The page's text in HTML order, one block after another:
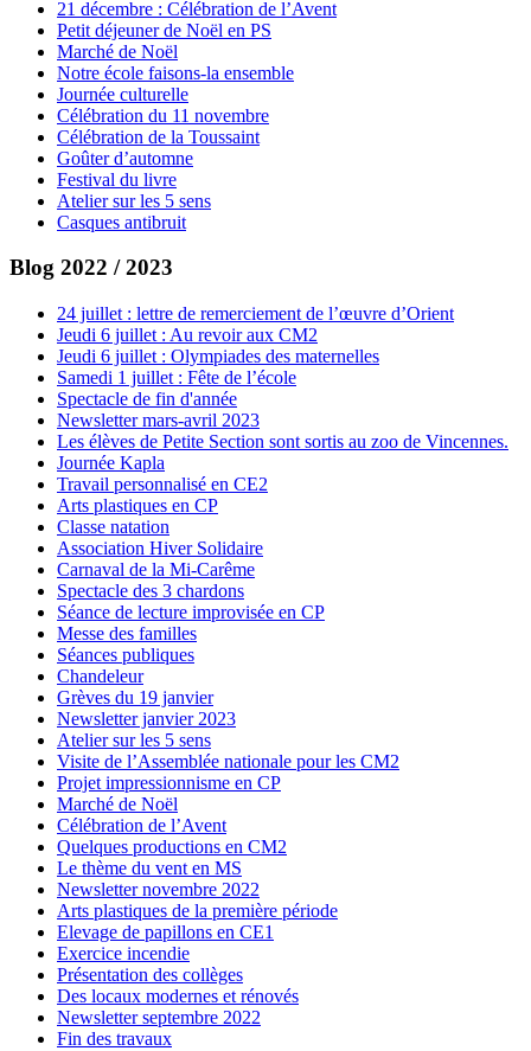
21 décembre : Célébration de l’Avent
Petit déjeuner de Noël en PS
Marché de Noël
Notre école faisons-la ensemble
Journée culturelle
Célébration du 11 novembre
Célébration de la Toussaint
Goûter d’automne
Festival du livre
Atelier sur les 5 sens
Casques antibruit
Blog 2022 / 2023
24 juillet : lettre de remerciement de l’œuvre d’Orient
Jeudi 6 juillet : Au revoir aux CM2
Jeudi 6 juillet : Olympiades des maternelles
Samedi 1 juillet : Fête de l’école
Spectacle de fin d'année
Newsletter mars-avril 2023
Les élèves de Petite Section sont sortis au zoo de Vincennes.
Journée Kapla
Travail personnalisé en CE2
Arts plastiques en CP
Classe natation
Association Hiver Solidaire
Carnaval de la Mi-Carême
Spectacle des 3 chardons
Séance de lecture improvisée en CP
Messe des familles
Séances publiques
Chandeleur
Grèves du 19 janvier
Newsletter janvier 2023
Atelier sur les 5 sens
Visite de l’Assemblée nationale pour les CM2
Projet impressionnisme en CP
Marché de Noël
Célébration de l’Avent
Quelques productions en CM2
Le thème du vent en MS
Newsletter novembre 2022
Arts plastiques de la première période
Elevage de papillons en CE1
Exercice incendie
Présentation des collèges
Des locaux modernes et rénovés
Newsletter septembre 2022
Fin des travaux